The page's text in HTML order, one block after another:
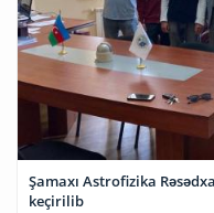
Şamaxı Astrofizika
keçirilib